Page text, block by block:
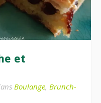
et
Boulange, Brunch-